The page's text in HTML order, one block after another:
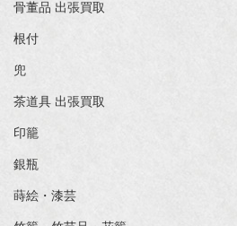
骨董品 出張買取
根付
兜
茶道具 出張買取
印籠
銀瓶
蒔絵・漆芸